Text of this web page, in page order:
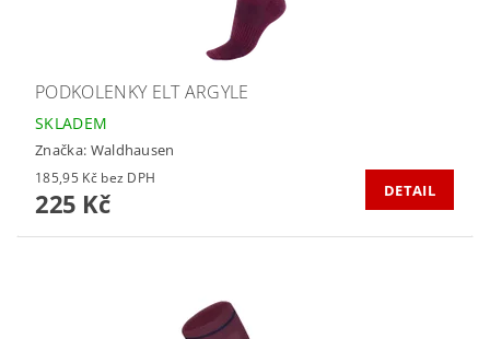
PODKOLENKY ELT ARGYLE
SKLADEM
Značka: Waldhausen
185,95 Kč bez DPH
225 Kč DETAIL